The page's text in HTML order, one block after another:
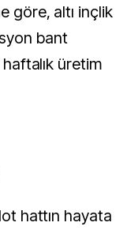
göre, altı inçlik
bant
üretim
hattın hayata